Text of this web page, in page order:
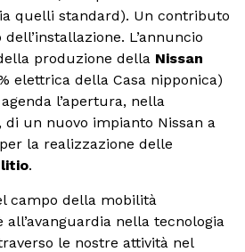
quelli standard). Un contributo
L’annuncio
produzione della Nissan
elettrica della Casa nipponica)
l’apertura, nella
di un nuovo impianto Nissan a
la realizzazione delle
.
campo della mobilità
all’avanguardia nella tecnologia
le nostre attività nel